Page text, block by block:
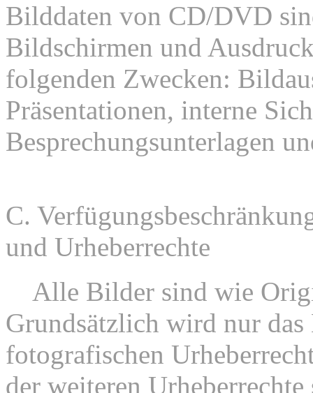
Bilddaten von CD/DVD
Bildschirmen und
folgenden Zwecken:
Präsentationen, interne
Besprechungsunterlagen
C.
und Urheberrechte
Alle Bilder sind wie
Grundsätzlich wird nur das
fotografischen
der weiteren